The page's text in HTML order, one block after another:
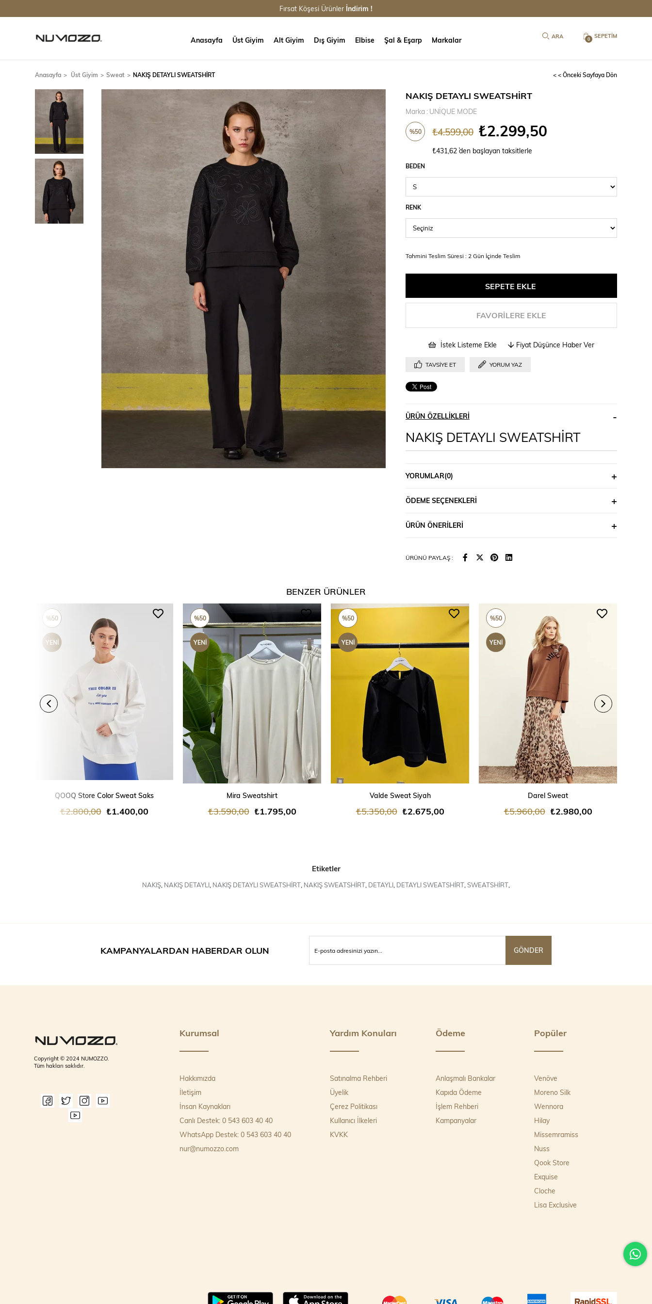
Fırsat Köşesi Ürünler İndirim !
SEPETIM
0
Anasayfa Üst Giyim Alt Giyim Dış Giyim Elbise Şal & Eşarp Markalar
Anasayfa Üst Giyim Sweat NAKIŞ DETAYLI SWEATSHİRT < < Önceki Sayfaya Dön
NAKIŞ DETAYLI SWEATSHİRT
Marka : UNİQUE MODE
%50 ₺4.599,00 ₺2.299,50
₺431,62 `den başlayan taksitlerle
BEDEN
RENK
Tahmini Teslim Süresi : 2 Gün İçinde Teslim
FAVORILERE EKLE
İstek Listeme Ekle Fiyat Düşünce Haber Ver
TAVSIYE ET YORUM YAZ
ÜRÜN ÖZELLIKLERI
NAKIŞ DETAYLI SWEATSHİRT
YORUMLAR(0)
ÖDEME SEÇENEKLERI
ÜRÜN ÖNERILERI
ÜRÜNÜ PAYLAŞ :
BENZER ÜRÜNLER
QOOQ Store Color Sweat Saks
₺1.400,00
₺2.800,00
%50
YENI
Mira Sweatshirt
₺1.795,00
₺3.590,00
%50
YENI
ÜRÜN
Valde Sweat Siyah
₺2.675,00
₺5.350,00
%50
YENI
Darel Sweat
₺2.980,00
₺5.960,00
%50
YENI
Etiketler
NAKIŞ NAKIŞ DETAYLI NAKIŞ DETAYLI SWEATSHİRT NAKIŞ SWEATSHİRT DETAYLI DETAYLI SWEATSHİRT SWEATSHİRT
KAMPANYALARDAN HABERDAR OLUN GÖNDER
Kurumsal
Hakkımızda
İletişim
İnsan Kaynakları
Canlı Destek: 0 543 603 40 40
WhatsApp Destek: 0 543 603 40 40
nur@numozzo.com
Yardım Konuları
Satınalma Rehberi
Üyelik
Çerez Politikası
Kullanıcı İlkeleri
KVKK
Ödeme
Anlaşmalı Bankalar
Kapıda Ödeme
İşlem Rehberi
Kampanyalar
Popüler
Venöve
Moreno Silk
Wennora
Hilay
Missemramiss
Nuss
Qook Store
Exquise
Cloche
Lisa Exclusive
Copyright © 2024 NUMOZZO.
Tüm hakları saklıdır.